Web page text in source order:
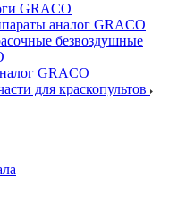
GRACO
аналог GRACO
безвоздушные
GRACO
для краскопультов